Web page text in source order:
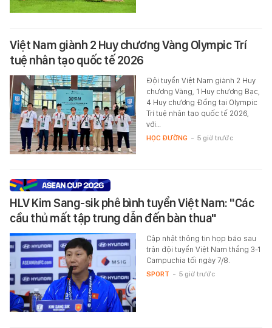
Việt Nam giành 2 Huy chương Vàng Olympic Trí
tuệ nhân tạo quốc tế 2026
Đội tuyển Việt Nam giành 2 Huy
chương Vàng, 1 Huy chương Bạc,
4 Huy chương Đồng tại Olympic
Trí tuệ nhân tạo quốc tế 2026,
với…
HỌC ĐƯỜNG - 5 giờ trước
HLV Kim Sang-sik phê bình tuyển Việt Nam: "Các
cầu thủ mất tập trung dẫn đến bàn thua"
Cập nhật thông tin họp báo sau
trận đội tuyển Việt Nam thắng 3-1
Campuchia tối ngày 7/8.
SPORT - 5 giờ trước